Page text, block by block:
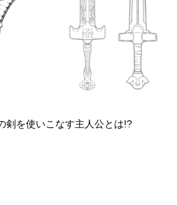
剣を使いこなす主人公とは!?